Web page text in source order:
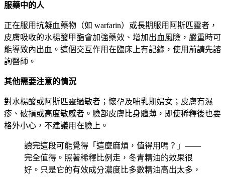
服藥中的人
正在服用抗凝血藥物（如 warfarin）或長期服用阿斯匹靈者，
皮膚吸收的水楊酸甲酯會加強藥效、增加出血風險，嚴重時可
能導致內出血。這個交互作用在臨床上有記錄，使用前請先諮
詢醫師。
其他需要注意的情況
對水楊酸或阿斯匹靈過敏者；懷孕及哺乳期婦女；皮膚有濕
疹、破損或高度敏感者。臉部皮膚比身體薄，即使稀釋後也要
格外小心，不建議用在臉上。
讀完這段可能覺得「這麼麻煩，值得用嗎？」——
完全值得。照著稀釋比例走，冬青精油的效果很
好。只是它的有效成分濃度比多數精油高出太多，